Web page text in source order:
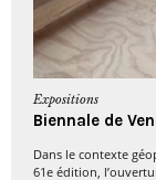
Expositions
Biennale de
Dans le contexte
61e édition,